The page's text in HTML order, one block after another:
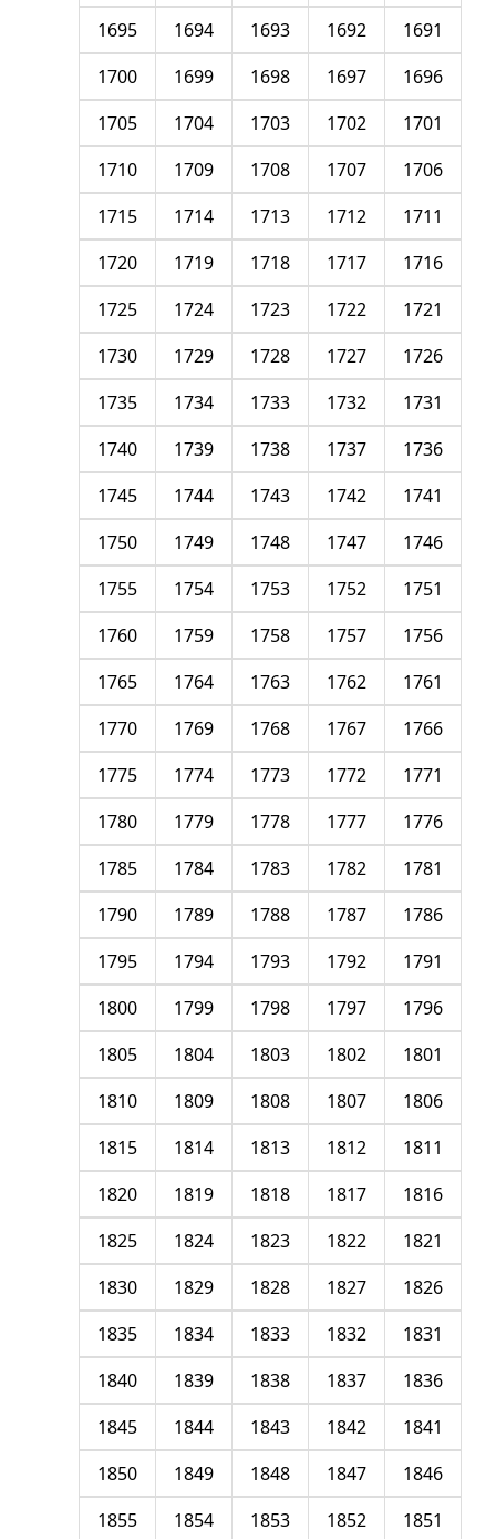
1691
1692
1693
1694
1695
1696
1697
1698
1699
1700
1701
1702
1703
1704
1705
1706
1707
1708
1709
1710
1711
1712
1713
1714
1715
1716
1717
1718
1719
1720
1721
1722
1723
1724
1725
1726
1727
1728
1729
1730
1731
1732
1733
1734
1735
1736
1737
1738
1739
1740
1741
1742
1743
1744
1745
1746
1747
1748
1749
1750
1751
1752
1753
1754
1755
1756
1757
1758
1759
1760
1761
1762
1763
1764
1765
1766
1767
1768
1769
1770
1771
1772
1773
1774
1775
1776
1777
1778
1779
1780
1781
1782
1783
1784
1785
1786
1787
1788
1789
1790
1791
1792
1793
1794
1795
1796
1797
1798
1799
1800
1801
1802
1803
1804
1805
1806
1807
1808
1809
1810
1811
1812
1813
1814
1815
1816
1817
1818
1819
1820
1821
1822
1823
1824
1825
1826
1827
1828
1829
1830
1831
1832
1833
1834
1835
1836
1837
1838
1839
1840
1841
1842
1843
1844
1845
1846
1847
1848
1849
1850
1851
1852
1853
1854
1855